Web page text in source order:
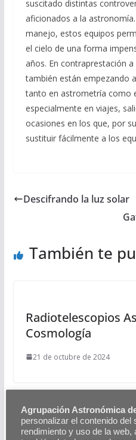
suscitado distintas
aficionados a la
manejo, estos equipos
el cielo de una forma
años. En contraprestación
también están empezando
tanto en astrometría como
especialmente en viajes,
ocasiones en los que, por
sustituir fácilmente a los
Descifrando la luz solar
También te
Radiotelescopios
Cosmología
21 de octubre de 2024
Curiosidades de la
Agrupación Astronómica
personalizar el contenido del
rendimiento y uso de la